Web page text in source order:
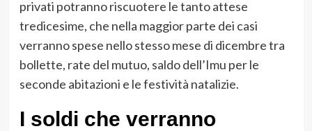
privati potranno riscuotere le tanto attese
tredicesime, che nella maggior parte dei casi
verranno spese nello stesso mese di dicembre tra
bollette, rate del mutuo, saldo dell’Imu per le
seconde abitazioni e le festività natalizie.
I soldi che verranno